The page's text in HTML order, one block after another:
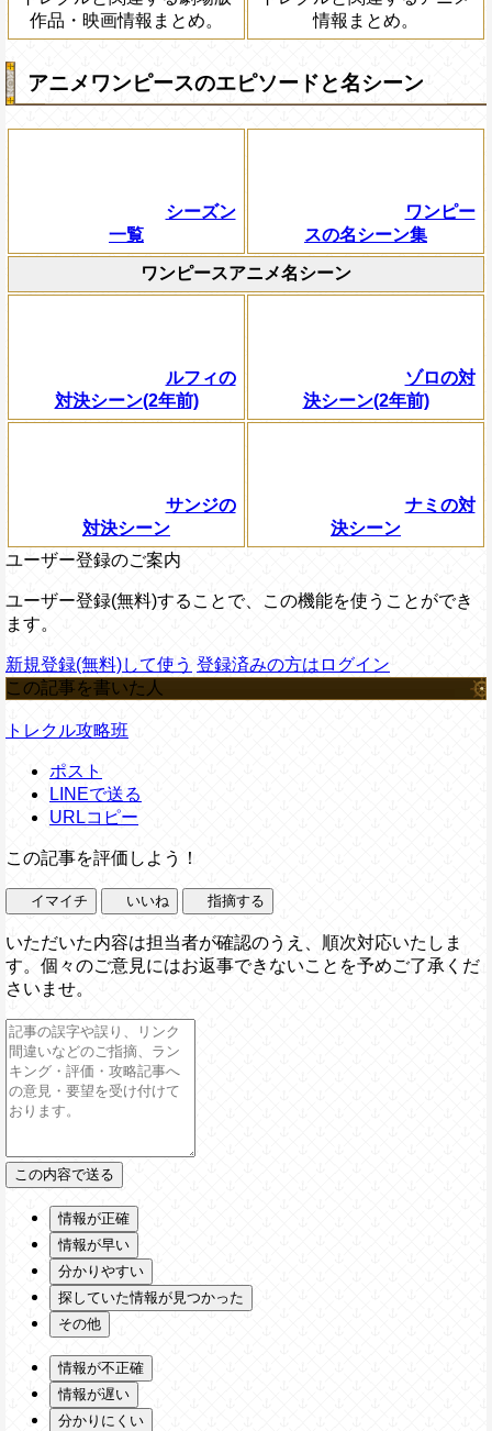
作品・映画情報まとめ。
情報まとめ。
アニメワンピースのエピソードと名シーン
シーズン
一覧
ワンピー
スの名シーン集
ワンピースアニメ名シーン
ルフィの
対決シーン(2年前)
ゾロの対
決シーン(2年前)
サンジの
対決シーン
ナミの対
決シーン
ユーザー登録のご案内
ユーザー登録(無料)することで、この機能を使うことができ
ます。
新規登録(無料)して使う 登録済みの方はログイン
この記事を書いた人
トレクル攻略班
ポスト
LINEで送る
URLコピー
この記事を評価しよう！
イマイチ いいね 指摘する
いただいた内容は担当者が確認のうえ、順次対応いたしま
す。個々のご意見にはお返事できないことを予めご了承くだ
さいませ。
情報が正確
情報が早い
分かりやすい
探していた情報が見つかった
その他
情報が不正確
情報が遅い
分かりにくい